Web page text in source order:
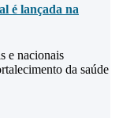
é lançada na
e nacionais
da saúde